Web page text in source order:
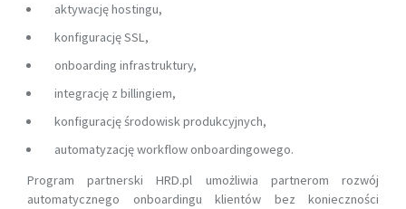
aktywację hostingu,
konfigurację SSL,
onboarding infrastruktury,
integrację z billingiem,
konfigurację środowisk produkcyjnych,
automatyzację workflow onboardingowego.
Program partnerski HRD.pl umożliwia partnerom rozwój
automatycznego onboardingu klientów bez konieczności